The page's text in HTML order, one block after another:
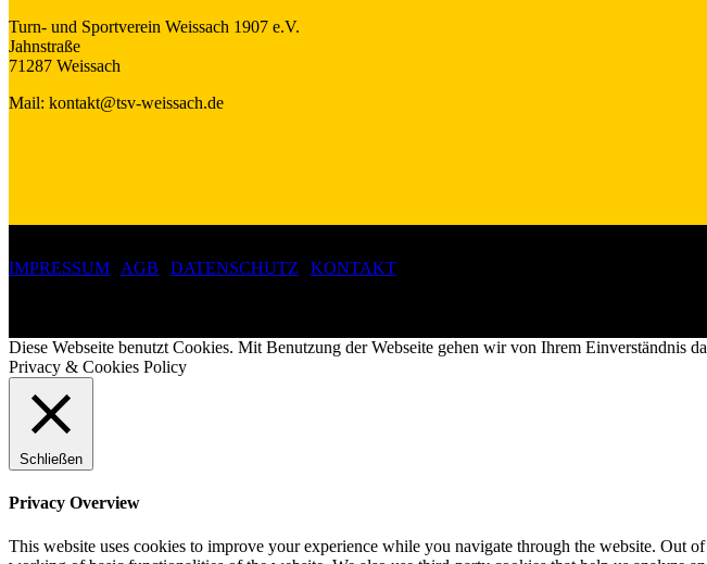
Turn- und Sportverein Weissach 1907 e.V.
Jahnstraße
71287 Weissach
Mail: kontakt@tsv-weissach.de
IMPRESSUM AGB DATENSCHUTZ
KONTAKT
Diese Webseite benutzt Cookies. Mit Benutzung der Webseite gehen wir von Ihrem Einverständnis
Privacy & Cookies Policy
Schließen
Privacy Overview
This website uses cookies to improve your experience while you navigate through the website. Out